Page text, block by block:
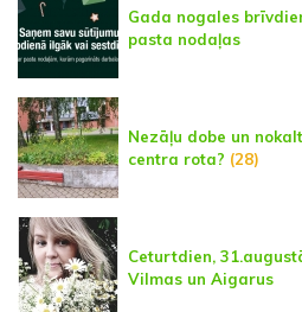
Gada nogales
pasta nodaļas
Nezāļu dobe un
centra rota? (28)
Ceturtdien,
Vilmas un Aigarus